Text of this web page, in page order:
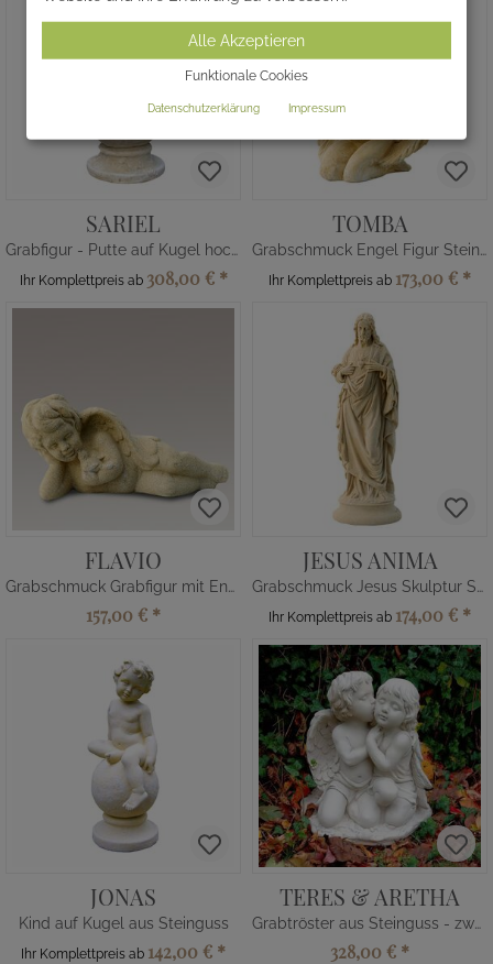
SARIEL
Grabfigur - Putte auf Kugel hockend
Ihr Komplettpreis ab 308,00 € *
TOMBA
Grabschmuck Engel Figur Steinguss
Ihr Komplettpreis ab 173,00 € *
FLAVIO
Grabschmuck Grabfigur mit Engel
157,00 € *
JESUS ANIMA
Grabschmuck Jesus Skulptur Steinguss
Ihr Komplettpreis ab 174,00 € *
JONAS
Kind auf Kugel aus Steinguss
Ihr Komplettpreis ab 142,00 € *
TERES & ARETHA
Grabtröster aus Steinguss - zwei Engel
328,00 € *
Alle Akzeptieren
Funktionale Cookies
Datenschutzerklärung Impressum